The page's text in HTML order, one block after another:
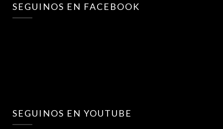
SEGUINOS EN FACEBOOK
SEGUINOS EN YOUTUBE